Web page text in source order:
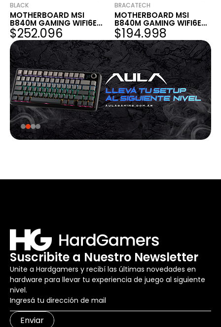
BLACK
MOTHERBOARD MSI
B840M GAMING WIFI6E
AM5 DDR5
$252.096
BRACATECH
MOTHERBOARD MSI
B840M GAMING WIFI6E
AM5 DDR5
$194.998
Suscribite a Nuestro Newsletter
Unite a Hardgamers y recibí las últimas novedades en
hardware para llevar tu experiencia de juego al siguiente
nivel.
Enviar